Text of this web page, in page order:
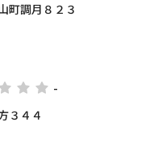
町調月８２３
-
３４４